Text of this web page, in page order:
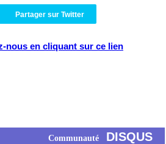
Partager sur Twitter
nous en cliquant sur ce lien
Communauté DISQUS